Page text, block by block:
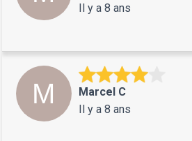
Il y a 8 ans
Marcel C
Il y a 8 ans